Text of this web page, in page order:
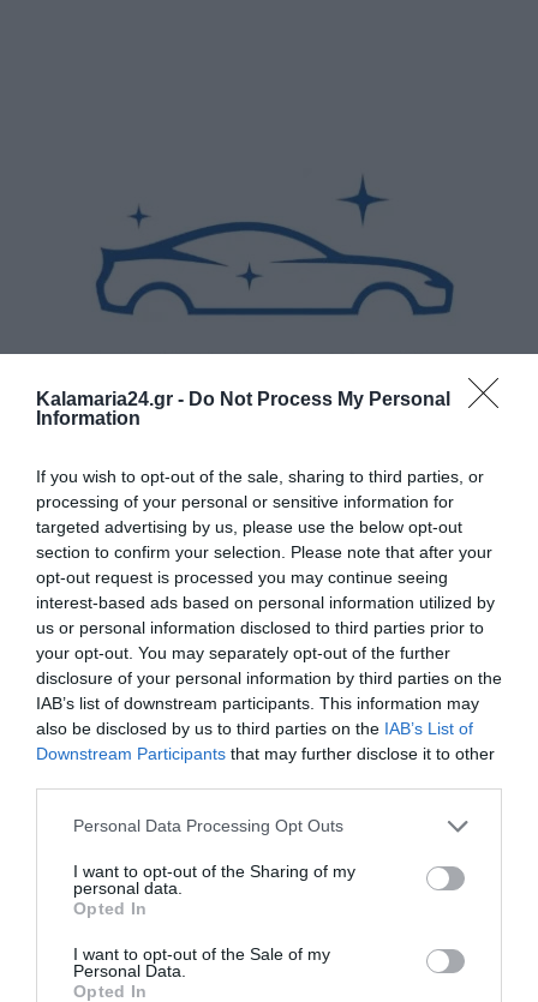
Kalamaria24.gr - Do Not Process My Personal
Information
If you wish to opt-out of the sale, sharing to third parties, or
processing of your personal or sensitive information for
targeted advertising by us, please use the below opt-out
section to confirm your selection. Please note that after your
opt-out request is processed you may continue seeing
interest-based ads based on personal information utilized by
us or personal information disclosed to third parties prior to
your opt-out. You may separately opt-out of the further
disclosure of your personal information by third parties on the
IAB’s list of downstream participants. This information may
also be disclosed by us to third parties on the IAB’s List of
Downstream Participants that may further disclose it to other
Personal Data Processing Opt Outs
I want to opt-out of the Sharing of my
personal data.
Opted In
I want to opt-out of the Sale of my
Personal Data.
Opted In